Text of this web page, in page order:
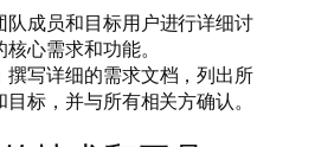
队成员和目标用户进行详细讨
心需求和功能。
撰写详细的需求文档，列出所
标，并与所有相关方确认。